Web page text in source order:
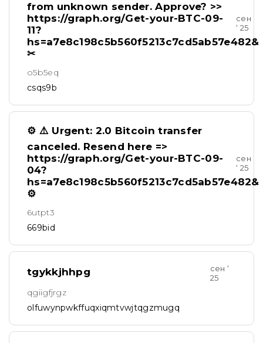
from unknown sender. Approve? >>
https://graph.org/Get-your-BTC-09-
11?
hs=a7e8c198c5b560f5213c7cd5ab57e482&
✂
сен
‘ 25
o5b5eq
csqs9b
⚙ ⚠️ Urgent: 2.0 Bitcoin transfer
canceled. Resend here =>
https://graph.org/Get-your-BTC-09-
04?
hs=a7e8c198c5b560f5213c7cd5ab57e482&
⚙
сен
‘ 25
6utpt3
669bid
tgykkjhhpg
сен ‘
25
qgiigfjrgz
olfuwynpwkffuqxiqmtvwjtqgzmugq